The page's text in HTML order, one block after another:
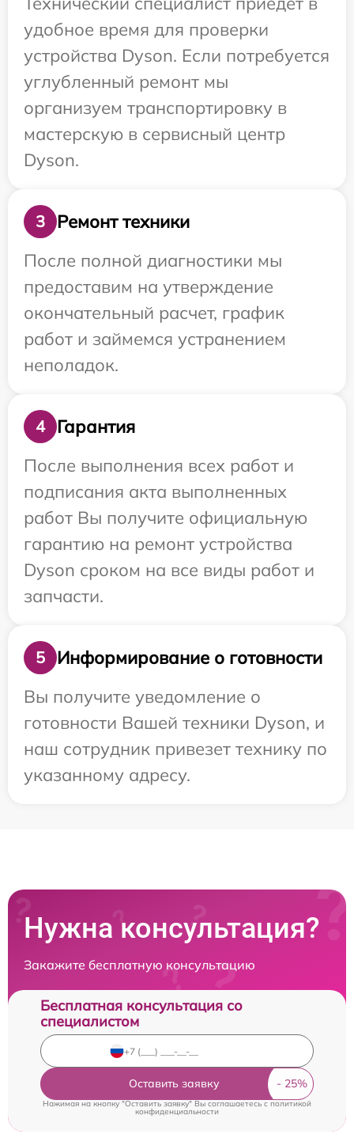
удобное время для проверки
устройства Dyson. Если потребуется
углубленный ремонт мы
организуем транспортировку в
мастерскую в сервисный центр
Dyson.
3
Ремонт техники
После полной диагностики мы
предоставим на утверждение
окончательный расчет, график
работ и займемся устранением
неполадок.
4
Гарантия
После выполнения всех работ и
подписания акта выполненных
работ Вы получите официальную
гарантию на ремонт устройства
Dyson сроком на все виды работ и
запчасти.
5
Информирование о готовности
Вы получите уведомление о
готовности Вашей техники Dyson, и
наш сотрудник привезет технику по
указанному адресу.
Нужна консультация?
Закажите бесплатную консультацию
Бесплатная консультация со
специалистом
Оставить заявку
Нажимая на кнопку "Оставить заявку" Вы соглашаетесь cполитикой
конфиденциальности